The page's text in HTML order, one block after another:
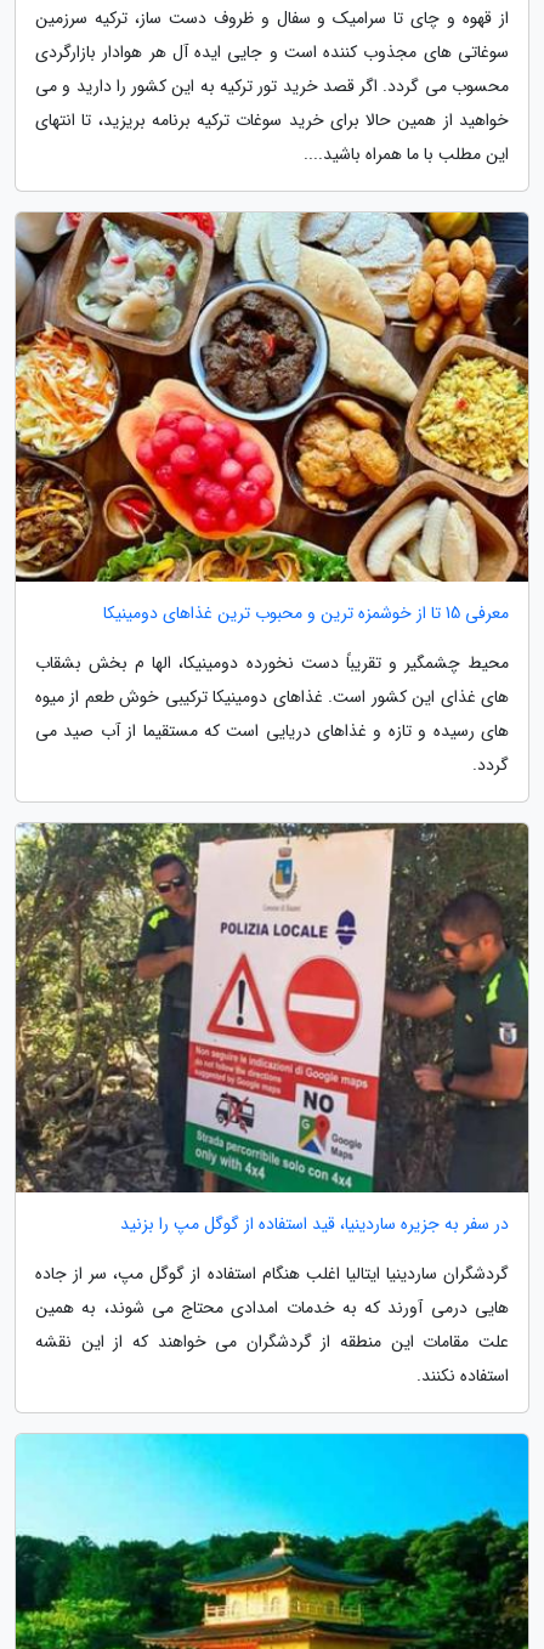
از قهوه و چای تا سرامیک و سفال و ظروف دست ساز، ترکیه سرزمین
سوغاتی های مجذوب کننده است و جایی ایده آل هر هوادار بازارگردی
محسوب می گردد. اگر قصد خرید تور ترکیه به این کشور را دارید و می
خواهید از همین حالا برای خرید سوغات ترکیه برنامه بریزید، تا انتهای
این مطلب با ما همراه باشید....
معرفی 15 تا از خوشمزه ترین و محبوب ترین غذاهای دومینیکا
محیط چشمگیر و تقریباً دست نخورده دومینیکا، الها م بخش بشقاب
های غذای این کشور است. غذاهای دومینیکا ترکیبی خوش طعم از میوه
های رسیده و تازه و غذاهای دریایی است که مستقیما از آب صید می
گردد.
در سفر به جزیره ساردینیا، قید استفاده از گوگل مپ را بزنید
گردشگران ساردینیا ایتالیا اغلب هنگام استفاده از گوگل مپ، سر از جاده
هایی درمی آورند که به خدمات امدادی محتاج می شوند، به همین
علت مقامات این منطقه از گردشگران می خواهند که از این نقشه
استفاده نکنند.